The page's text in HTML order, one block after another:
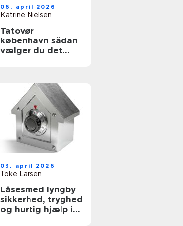
06. april 2026
Katrine Nielsen
Tatovør
københavn sådan
vælger du det
03. april 2026
Toke Larsen
Låsesmed lyngby
sikkerhed, tryghed
og hurtig hjælp i